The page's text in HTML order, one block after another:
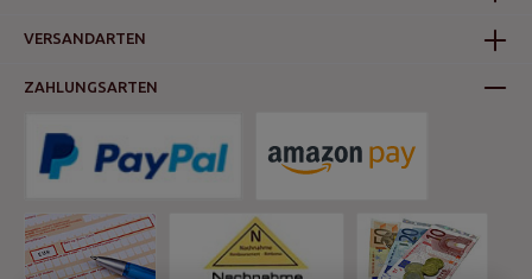
VERSANDARTEN
ZAHLUNGSARTEN